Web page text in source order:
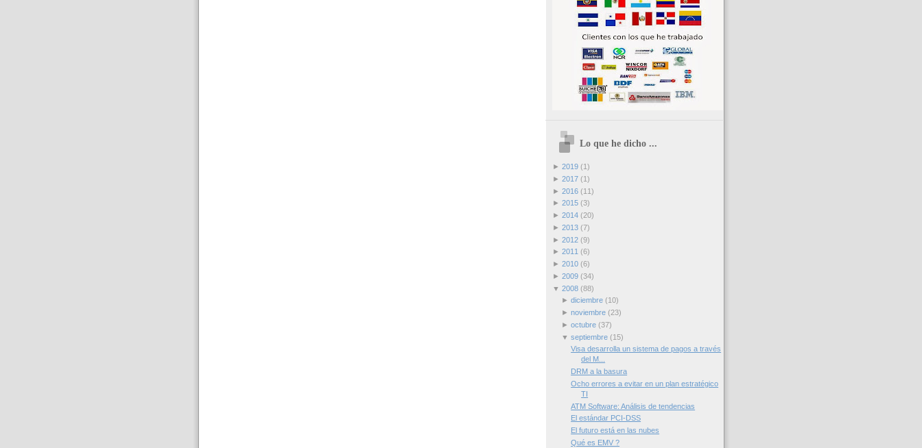
Lo que he dicho ...
► 2019 (1)
► 2017 (1)
► 2016 (11)
► 2015 (3)
► 2014 (20)
► 2013 (7)
► 2012 (9)
► 2011 (6)
► 2010 (6)
► 2009 (34)
▼ 2008 (88)
► diciembre (10)
► noviembre (23)
► octubre (37)
▼ septiembre (15)
Visa desarrolla un sistema de pagos a través
del M...
DRM a la basura
Ocho errores a evitar en un plan estratégico
TI
ATM Software: Análisis de tendencias
El estándar PCI-DSS
El futuro está en las nubes
Qué es EMV ?